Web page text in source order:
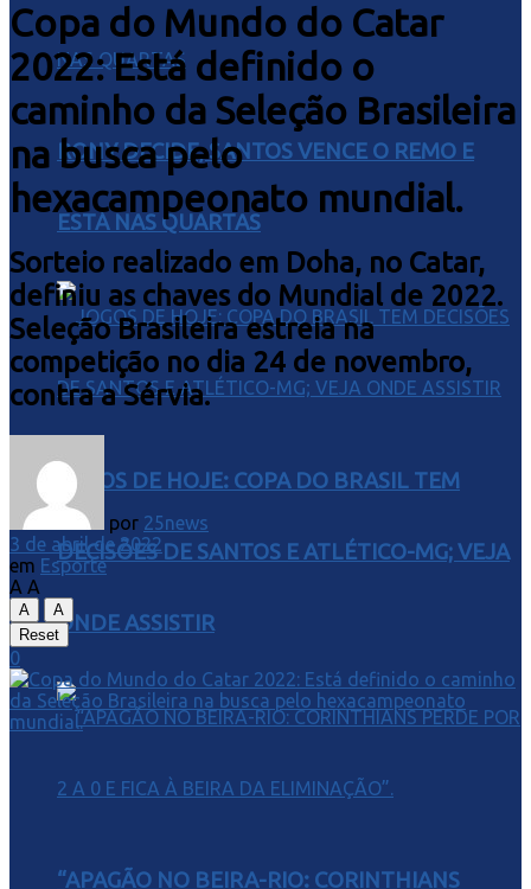
RONY DECIDE, SANTOS VENCE O REMO E
ESTÁ NAS QUARTAS
JOGOS DE HOJE: COPA DO BRASIL TEM
DECISÕES DE SANTOS E ATLÉTICO-MG; VEJA
ONDE ASSISTIR
“APAGÃO NO BEIRA-RIO: CORINTHIANS
Copa do Mundo do Catar
2022: Está definido o
caminho da Seleção Brasileira
na busca pelo
hexacampeonato mundial.
Sorteio realizado em Doha, no Catar,
definiu as chaves do Mundial de 2022.
Seleção Brasileira estreia na
competição no dia 24 de novembro,
contra a Sérvia.
por 25news
3 de abril de 2022
em Esporte
A A
A
A
Reset
0